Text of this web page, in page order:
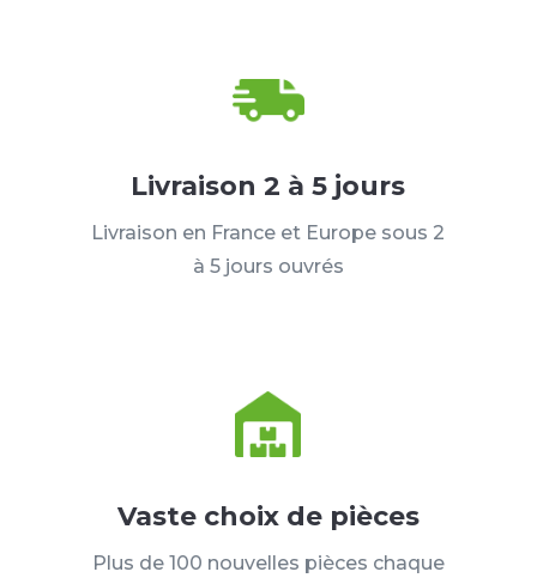
Livraison 2 à 5 jours
Livraison en France et Europe sous 2
à 5 jours ouvrés
Vaste choix de pièces
Plus de 100 nouvelles pièces chaque